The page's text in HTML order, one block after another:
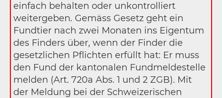
einfach behalten oder unkontrolliert
weitergeben. Gemäss Gesetz geht ein
Fundtier nach zwei Monaten ins Eigentum
des Finders über, wenn der Finder die
gesetzlichen Pflichten erfüllt hat: Er muss
den Fund der kantonalen Fundmeldestelle
melden (Art. 720a Abs. 1 und 2 ZGB). Mit
der Meldung bei der Schweizerischen